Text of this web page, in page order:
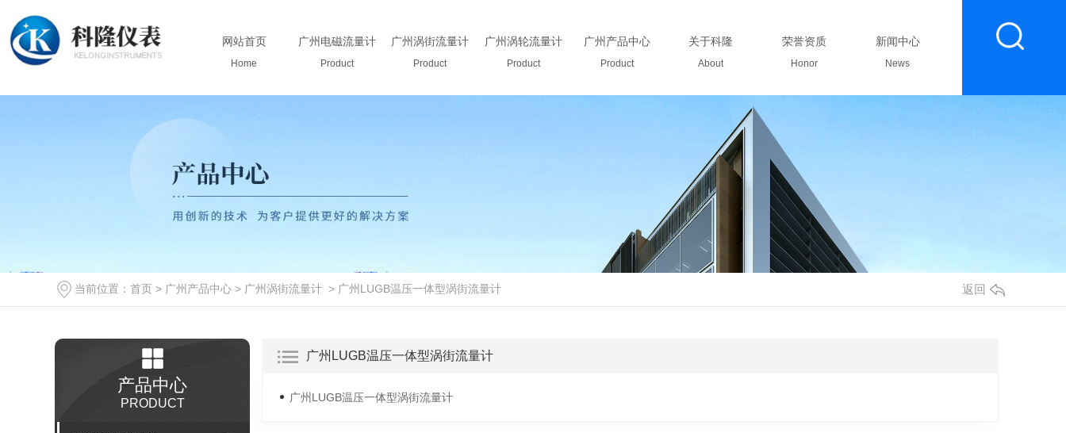
网站首页
Home
广州电磁流量计
Product
广州涡街流量计
Product
广州涡轮流量计
Product
广州产品中心
Product
关于科隆
About
荣誉资质
Honor
新闻中心
News
联系我们
当前位置： 首页 > 广州产品中心 > 广州涡街流量计 > 广州LUGB温压一体型涡街流量计 返回
产品中心
PRODUCT
广州LUGB温压一体型涡街流量计
广州LUGB温压一体型涡街流量计